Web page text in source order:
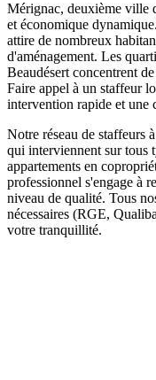
Mérignac, deuxième ville
et économique
attire de nombreux
d'aménagement. Les
Beaudésert concentrent
Faire appel à un staffeur
intervention rapide et une
Notre réseau de staffeurs à
qui interviennent sur tous
appartements en
professionnel s'engage à
niveau de qualité. Tous
nécessaires (RGE,
votre tranquillité.